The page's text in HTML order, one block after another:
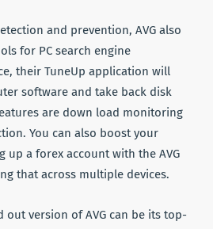
and prevention, AVG also
for PC search engine
their TuneUp application will
software and take back disk
are down load monitoring
You can also boost your
up a forex account with the AVG
that across multiple devices.
version of AVG can be its top-